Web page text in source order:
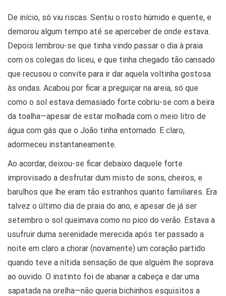
De início, só viu riscas. Sentiu o rosto húmido e quente, e
demorou algum tempo até se aperceber de onde estava.
Depois lembrou-se que tinha vindo passar o dia à praia
com os colegas do liceu, e que tinha chegado tão cansado
que recusou o convite para ir dar aquela voltinha gostosa
às ondas. Acabou por ficar a preguiçar na areia, só que
como o sol estava demasiado forte cobriu-se com a beira
da toalha—apesar de estar molhada com o meio litro de
água com gás que o João tinha entornado. E claro,
adormeceu instantaneamente.
Ao acordar, deixou-se ficar debaixo daquele forte
improvisado a desfrutar dum misto de sons, cheiros, e
barulhos que lhe eram tão estranhos quanto familiares. Era
talvez o último dia de praia do ano, e apesar de já ser
setembro o sol queimava como no pico do verão. Estava a
usufruir duma serenidade merecida após ter passado a
noite em claro a chorar (novamente) um coração partido
quando teve a nítida sensação de que alguém lhe soprava
ao ouvido. O instinto foi de abanar a cabeça e dar uma
sapatada na orelha—não queria bichinhos esquisitos a